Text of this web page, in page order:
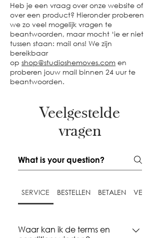
Heb je een vraag over onze website of
over een product? Hieronder proberen
we zo veel mogelijk vragen te
beantwoorden, maar mocht ‘ie er niet
tussen staan: mail ons! We zijn
bereikbaar
op shop@studioshemoves.com en
proberen jouw mail binnen 24 uur te
beantwoorden.
Veelgestelde
vragen
SERVICE BESTELLEN BETALEN
Waar kan ik de terms en